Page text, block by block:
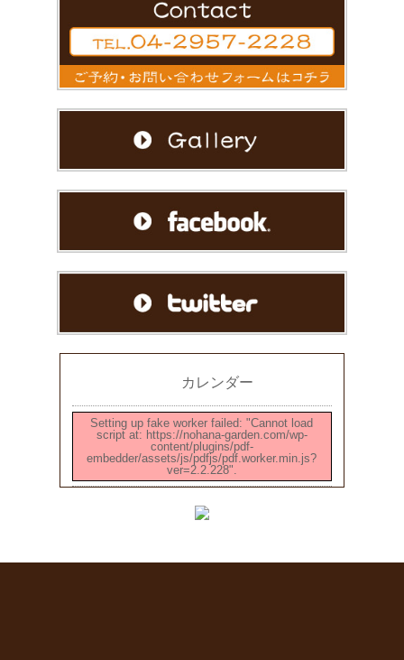
カレンダー
Setting up fake worker failed: "Cannot load
script at: https://nohana-garden.com/wp-
content/plugins/pdf-
embedder/assets/js/pdfjs/pdf.worker.min.js?
ver=2.2.228".